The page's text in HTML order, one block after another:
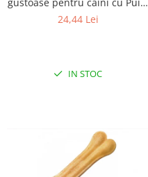
x 12 g
24,44 Lei
IN STOC